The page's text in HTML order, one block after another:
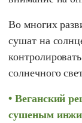
Во многих
сушат на
солнечного
Веганский
сушеным